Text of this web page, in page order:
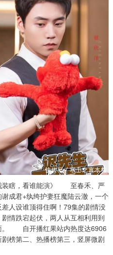
瞎，看谁能演》 至春禾、严
君+纨绔护妻狂魔陆云澈，一个
人设谁顶得住啊！79集的剧情没
情跌宕起伏，两人从互相利用到
。 自开播红果站内热度达6906
榜第二、热播榜第三，竖屏微剧